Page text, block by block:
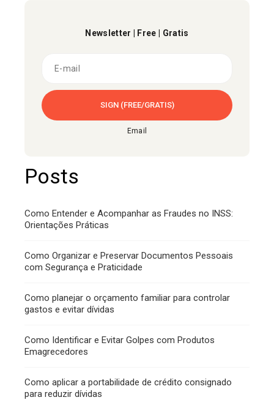
Newsletter | Free | Gratis
Email
Posts
Como Entender e Acompanhar as Fraudes no INSS:
Orientações Práticas
Como Organizar e Preservar Documentos Pessoais
com Segurança e Praticidade
Como planejar o orçamento familiar para controlar
gastos e evitar dívidas
Como Identificar e Evitar Golpes com Produtos
Emagrecedores
Como aplicar a portabilidade de crédito consignado
para reduzir dívidas